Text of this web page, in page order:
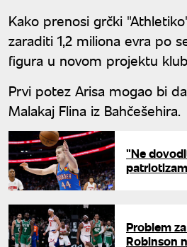
Kako prenosi grčki
zaraditi 1,2 miliona evra po
figura u novom projektu
Prvi potez Arisa mogao bi
Malakaj Flina iz Bahčešehira.
"Ne
Problem
Robinson